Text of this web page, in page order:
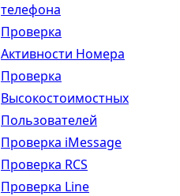
телефона
Проверка
Активности Номера
Проверка
Высокостоимостных
Пользователей
Проверка iMessage
Проверка RCS
Проверка Line